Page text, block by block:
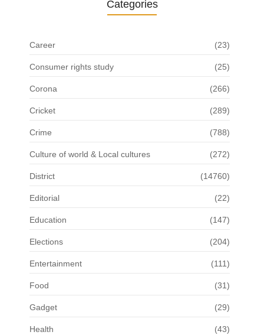
Categories
Career (23)
Consumer rights study (25)
Corona (266)
Cricket (289)
Crime (788)
Culture of world & Local cultures (272)
District (14760)
Editorial (22)
Education (147)
Elections (204)
Entertainment (111)
Food (31)
Gadget (29)
Health (43)